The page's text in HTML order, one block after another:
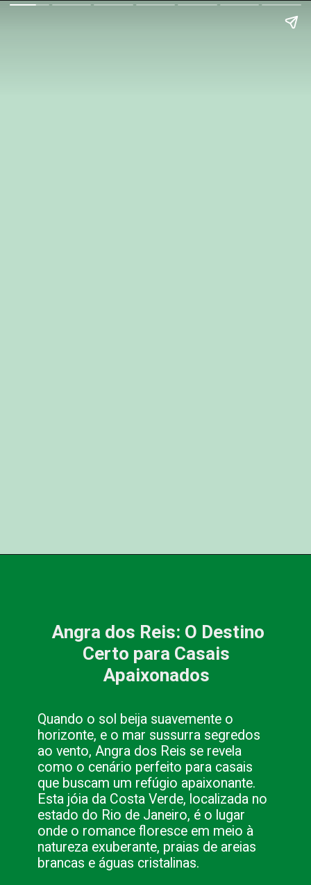
Angra dos Reis: O Destino
Certo para Casais
Apaixonados
Quando o sol beija suavemente o
horizonte, e o mar sussurra segredos
ao vento, Angra dos Reis se revela
como o cenário perfeito para casais
que buscam um refúgio apaixonante.
Esta jóia da Costa Verde, localizada no
estado do Rio de Janeiro, é o lugar
onde o romance floresce em meio à
natureza exuberante, praias de areias
brancas e águas cristalinas.